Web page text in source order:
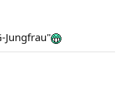
Jungfrau"